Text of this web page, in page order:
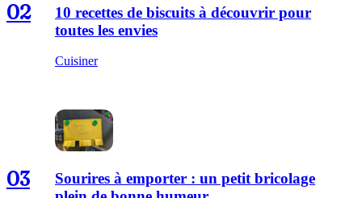
02
10 recettes de biscuits à découvrir pour
toutes les envies
Cuisiner
03
Sourires à emporter : un petit bricolage